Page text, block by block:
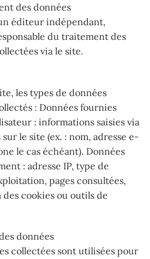
des données
éditeur indépendant,
du traitement des
via le site.
les types de données
: Données fournies
: informations saisies via
le site (ex. : nom, adresse e-
le cas échéant). Données
: adresse IP, type de
pages consultées,
cookies ou outils de
données
collectées sont utilisées pour